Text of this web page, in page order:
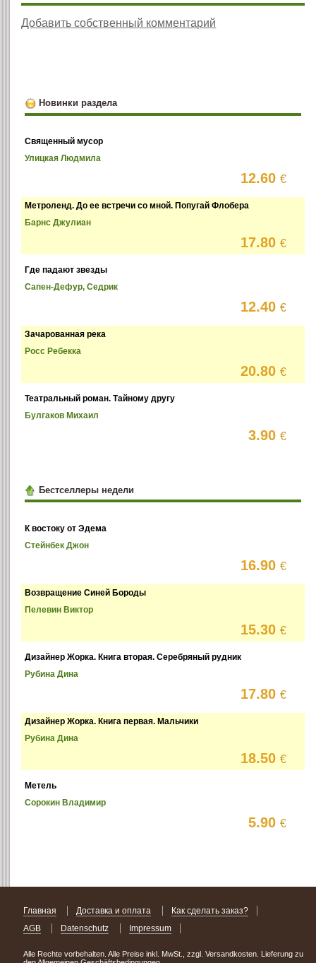
Добавить собственный комментарий
Новинки раздела
Священный мусор
Улицкая Людмила
12.60€
Метроленд. До ее встречи со мной. Попугай Флобера
Барнс Джулиан
17.80€
Где падают звезды
Сапен-Дефур, Седрик
12.40€
Зачарованная река
Росс Ребекка
20.80€
Театральный роман. Тайному другу
Булгаков Михаил
3.90€
Бестселлеры недели
К востоку от Эдема
Стейнбек Джон
16.90€
Возвращение Синей Бороды
Пелевин Виктор
15.30€
Дизайнер Жорка. Книга вторая. Серебряный рудник
Рубина Дина
17.80€
Дизайнер Жорка. Книга первая. Мальчики
Рубина Дина
18.50€
Метель
Сорокин Владимир
5.90€
Главная Доставка и оплата
Как сделать заказ?
AGB
Datenschutz Impressum
Alle Rechte vorbehalten. Alle Preise inkl. MwSt., zzgl. Versandkosten. Lieferung zu